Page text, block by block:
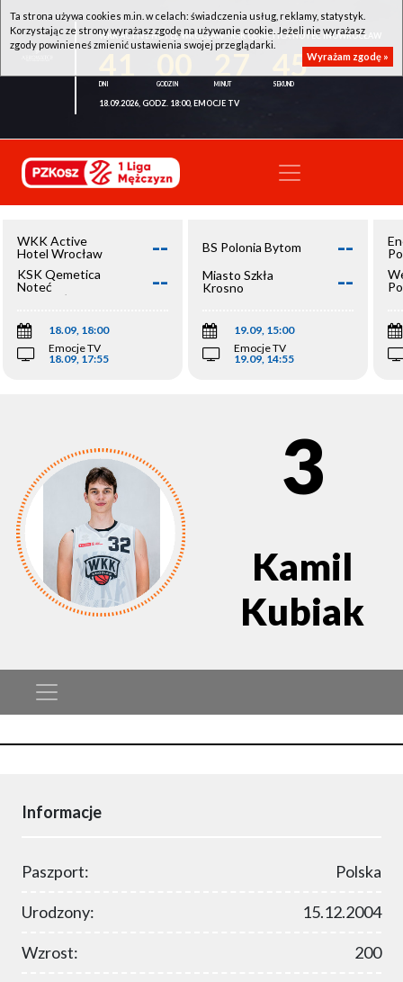
WKK ACTIVE HOTEL WROCŁAW - KSK QEMETICA NOTEĆ INOWROCŁAW
45
18.09.2026, GODZ. 18:00, EMOCJE TV
WKK Active
Hotel Wrocław
--
KSK Qemetica
Noteć
Inowrocław
--
18.09, 18:00
Emocje TV
18.09, 17:55
BS Polonia Bytom --
Miasto Szkła
Krosno
--
19.09, 15:00
Emocje TV
19.09, 14:55
3
Kamil
Kubiak
Informacje
Paszport: Polska
Urodzony: 15.12.2004
Wzrost: 200
Ta strona używa cookies m.in. w celach: świadczenia usług, reklamy, statystyk.
Korzystając ze strony wyrażasz zgodę na używanie cookie. Jeżeli nie wyrażasz
zgody powinieneś zmienić ustawienia swojej przeglądarki.
Wyrażam zgodę »